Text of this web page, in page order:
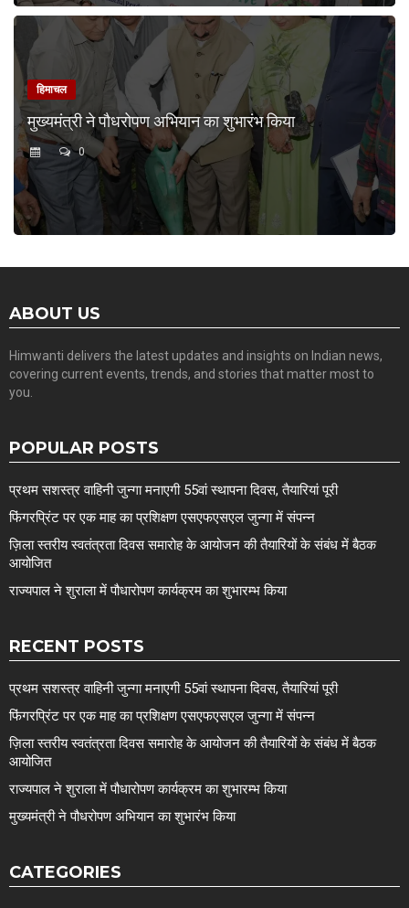
हिमाचल
मुख्यमंत्री ने पौधरोपण अभियान का शुभारंभ किया
0
ABOUT US
Himwanti delivers the latest updates and insights on Indian news,
covering current events, trends, and stories that matter most to
you.
POPULAR POSTS
प्रथम सशस्त्र वाहिनी जुन्गा मनाएगी 55वां स्थापना दिवस, तैयारियां पूरी
फिंगरप्रिंट पर एक माह का प्रशिक्षण एसएफएसएल जुन्गा में संपन्न
ज़िला स्तरीय स्वतंत्रता दिवस समारोह के आयोजन की तैयारियों के संबंध में बैठक
आयोजित
राज्यपाल ने शुराला में पौधारोपण कार्यक्रम का शुभारम्भ किया
RECENT POSTS
प्रथम सशस्त्र वाहिनी जुन्गा मनाएगी 55वां स्थापना दिवस, तैयारियां पूरी
फिंगरप्रिंट पर एक माह का प्रशिक्षण एसएफएसएल जुन्गा में संपन्न
ज़िला स्तरीय स्वतंत्रता दिवस समारोह के आयोजन की तैयारियों के संबंध में बैठक
आयोजित
राज्यपाल ने शुराला में पौधारोपण कार्यक्रम का शुभारम्भ किया
मुख्यमंत्री ने पौधरोपण अभियान का शुभारंभ किया
CATEGORIES